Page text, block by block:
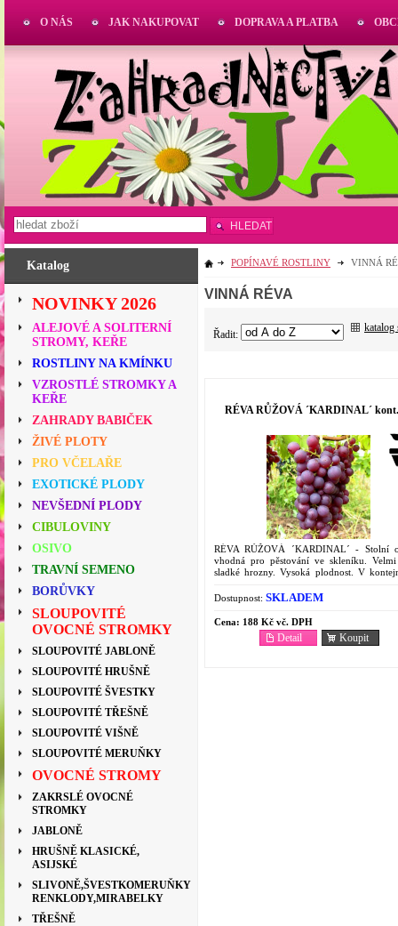
Katalog
NOVINKY 2026
ALEJOVÉ A SOLITERNÍ
STROMY, KEŘE
ROSTLINY NA KMÍNKU
VZROSTLÉ STROMKY A
KEŘE
ZAHRADY BABIČEK
ŽIVÉ PLOTY
PRO VČELAŘE
EXOTICKÉ PLODY
NEVŠEDNÍ PLODY
CIBULOVINY
OSIVO
TRAVNÍ SEMENO
BORŮVKY
SLOUPOVITÉ
OVOCNÉ STROMKY
SLOUPOVITÉ JABLONĚ
SLOUPOVITÉ HRUŠNĚ
SLOUPOVITÉ ŠVESTKY
SLOUPOVITÉ TŘEŠNĚ
SLOUPOVITÉ VIŠNĚ
SLOUPOVITÉ MERUŇKY
OVOCNÉ STROMY
ZAKRSLÉ OVOCNÉ
STROMKY
JABLONĚ
HRUŠNĚ KLASICKÉ,
ASIJSKÉ
SLIVONĚ,ŠVESTKOMERUŇKY
RENKLODY,MIRABELKY
TŘEŠNĚ
POPÍNAVÉ ROSTLINY VINNÁ
VINNÁ RÉVA
Řadit:
katalog
RÉVA RŮŽOVÁ ´KARDINAL´
RÉVA RŮŽOVÁ ´KARDINAL´ - Stolní
vhodná pro pěstování ve skleníku.
sladké hrozny. Vysoká plodnost. V
Dostupnost: SKLADEM
Cena: 188 Kč vč. DPH
Koupit
Detail
O NÁS JAK NAKUPOVAT DOPRAVA A PLATBA
HLEDAT